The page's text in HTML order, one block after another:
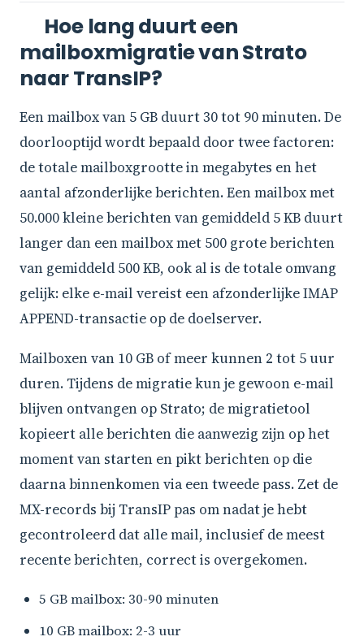
Hoe lang duurt een
mailboxmigratie van Strato
naar TransIP?
Een mailbox van 5 GB duurt 30 tot 90 minuten. De
doorlooptijd wordt bepaald door twee factoren:
de totale mailboxgrootte in megabytes en het
aantal afzonderlijke berichten. Een mailbox met
50.000 kleine berichten van gemiddeld 5 KB duurt
langer dan een mailbox met 500 grote berichten
van gemiddeld 500 KB, ook al is de totale omvang
gelijk: elke e-mail vereist een afzonderlijke IMAP
APPEND-transactie op de doelserver.
Mailboxen van 10 GB of meer kunnen 2 tot 5 uur
duren. Tijdens de migratie kun je gewoon e-mail
blijven ontvangen op Strato; de migratietool
kopieert alle berichten die aanwezig zijn op het
moment van starten en pikt berichten op die
daarna binnenkomen via een tweede pass. Zet de
MX-records bij TransIP pas om nadat je hebt
gecontroleerd dat alle mail, inclusief de meest
recente berichten, correct is overgekomen.
5 GB mailbox: 30-90 minuten
10 GB mailbox: 2-3 uur